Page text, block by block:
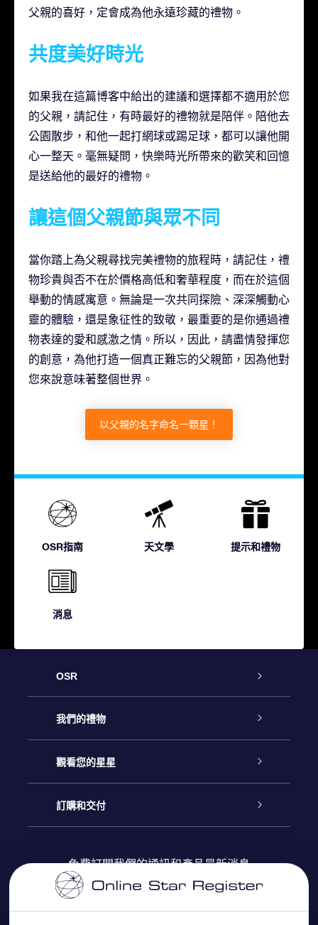
父親的喜好，定會成為他永遠珍藏的禮物。
共度美好時光
如果我在這篇博客中給出的建議和選擇都不適用於您
的父親，請記住，有時最好的禮物就是陪伴。陪他去
公園散步，和他一起打網球或踢足球，都可以讓他開
心一整天。毫無疑問，快樂時光所帶來的歡笑和回憶
是送給他的最好的禮物。
讓這個父親節與眾不同
當你踏上為父親尋找完美禮物的旅程時，請記住，禮
物珍貴與否不在於價格高低和奢華程度，而在於這個
舉動的情感寓意。無論是一次共同探險、深深觸動心
靈的體驗，還是象征性的致敬，最重要的是你通過禮
物表達的愛和感激之情。所以，因此，請盡情發揮您
的創意，為他打造一個真正難忘的父親節，因為他對
您來說意味著整個世界。
以父親的名字命名一顆星！
OSR指南 天文學 提示和禮物
消息
OSR
客戶服務
聯繫我們
博客
評論
我們的禮物
Online Star禮物
OSR禮物包
OSR 禮物卡
觀看您的星星
星星注册
個性化的Star Page
訂購和交付
付款資訊
免費訂閱我們的通訊和產品最新消息